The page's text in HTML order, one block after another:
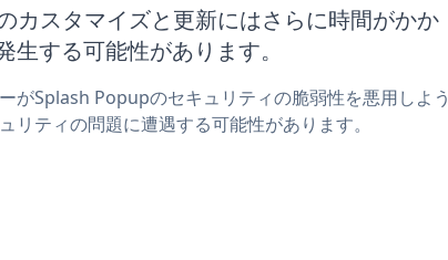
スタマイズと更新にはさらに時間がかか
する可能性があります。
がSplash Popupのセキュリティの脆弱性を悪用しよう
リティの問題に遭遇する可能性があります。